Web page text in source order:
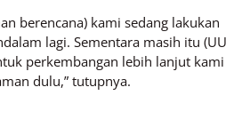
berencana) kami sedang lakukan
lagi. Sementara masih itu (UU
perkembangan lebih lanjut kami
dulu,” tutupnya.